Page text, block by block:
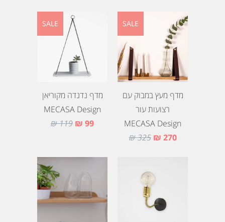
מדף נדנדה מקוריאן
MECASA Design
99 ₪
119 ₪
SALE
מדף מעץ במבוק עם
רצועות עור
MECASA Design
270 ₪
325 ₪
SALE